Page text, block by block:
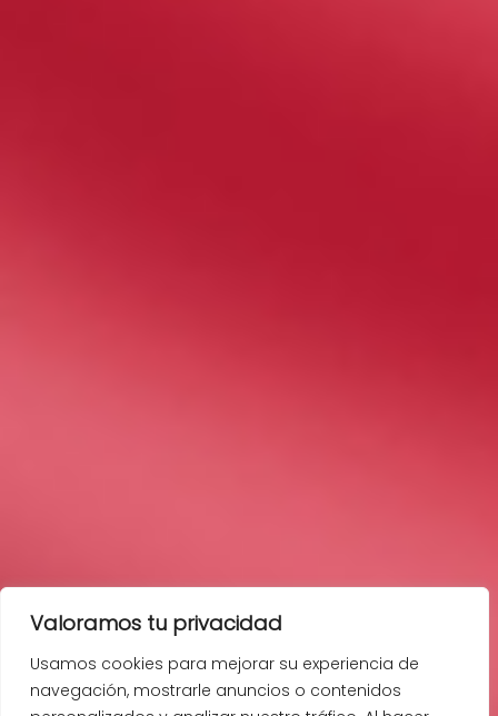
Valoramos tu privacidad
Usamos cookies para mejorar su experiencia de
navegación, mostrarle anuncios o contenidos